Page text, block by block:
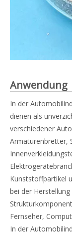
Anwendung
In der
dienen als
verschiedener
Armaturenbretter,
Kunststoffpartikel
bei der
Fernseher,
In der